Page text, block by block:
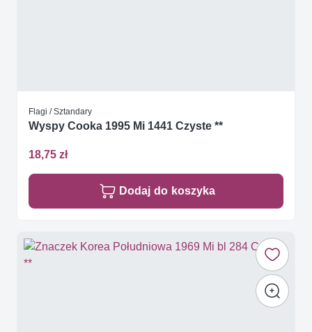
Flagi / Sztandary
Wyspy Cooka 1995 Mi 1441 Czyste **
18,75 zł
Dodaj do koszyka